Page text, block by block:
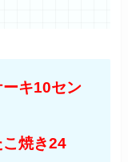
キ10セン
こ焼き24